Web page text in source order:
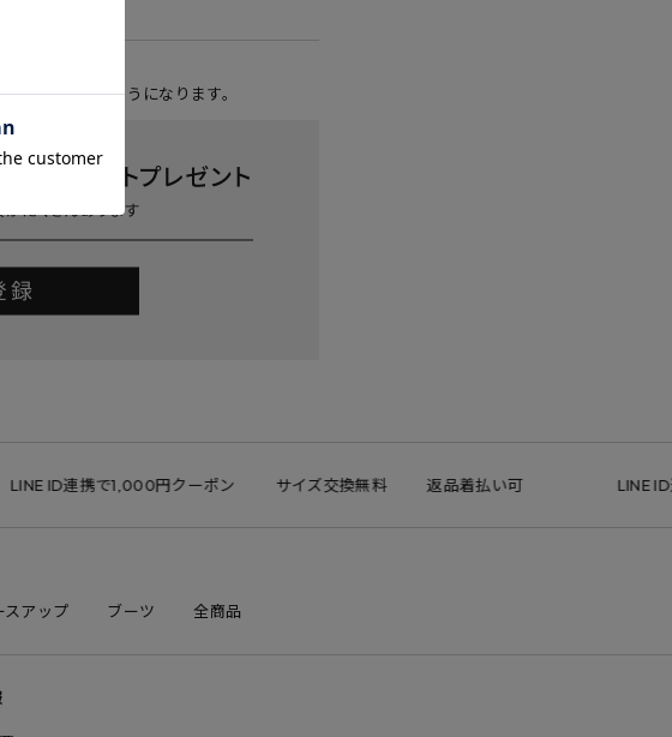
さい。
物ができるようになります。
ID連携で1,000円クーポン サイズ交換無料 返品着払い可 LINE ID連
スアップ ブーツ 全商品